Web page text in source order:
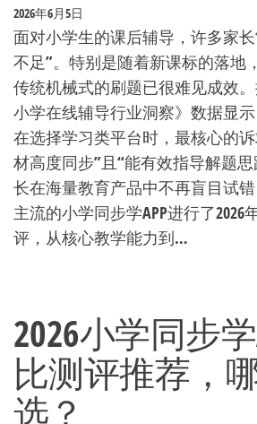
2026年6月5日
面对小学生的课后辅导，许多家
不足”。特别是随着新课标的落地
传统机械式的刷题已很难见成效。
小学在线辅导行业洞察》数据显
在选择学习类平台时，最核心的
材高度同步”且“能有效指导解题
长在海量教育产品中不再盲目试
主流的小学同步学APP进行了2026
评，从核心教学能力到…
2026小学同步
比测评推荐，
选？